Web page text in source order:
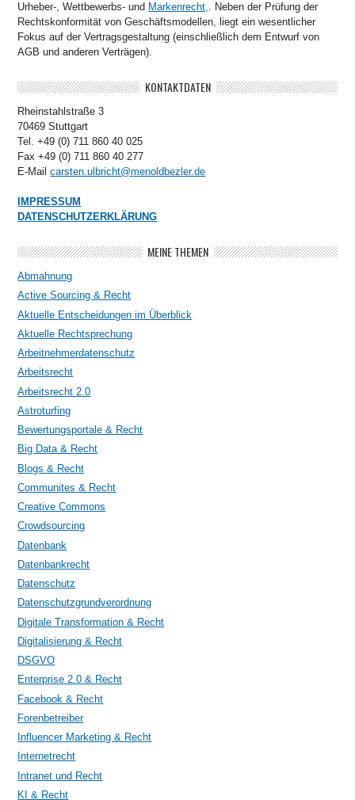
Urheber-, Wettbewerbs- und Markenrecht,. Neben der Prüfung der
Rechtskonformität von Geschäftsmodellen, liegt ein wesentlicher
Fokus auf der Vertragsgestaltung (einschließlich dem Entwurf von
AGB und anderen Verträgen).
KONTAKTDATEN
Rheinstahlstraße 3
70469 Stuttgart
Tel. +49 (0) 711 860 40 025
Fax +49 (0) 711 860 40 277
E-Mailcarsten.ulbricht@menoldbezler.de
IMPRESSUM
DATENSCHUTZERKLÄRUNG
MEINE THEMEN
Abmahnung
Active Sourcing & Recht
Aktuelle Entscheidungen im Überblick
Aktuelle Rechtsprechung
Arbeitnehmerdatenschutz
Arbeitsrecht
Arbeitsrecht 2.0
Astroturfing
Bewertungsportale & Recht
Big Data & Recht
Blogs & Recht
Communites & Recht
Creative Commons
Crowdsourcing
Datenbank
Datenbankrecht
Datenschutz
Datenschutzgrundverordnung
Digitale Transformation & Recht
Digitalisierung & Recht
DSGVO
Enterprise 2.0 & Recht
Facebook & Recht
Forenbetreiber
Influencer Marketing & Recht
Internetrecht
Intranet und Recht
KI & Recht